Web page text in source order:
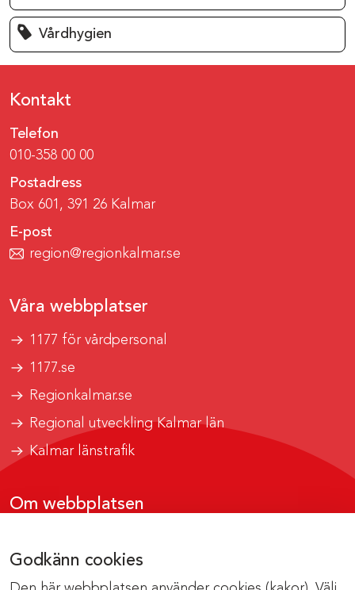
Godkänn cookies
Vårdhygien
Kontakt
Telefon
010-358 00 00
Postadress
Box 601, 391 26 Kalmar
E-post
region@regionkalmar.se
Våra webbplatser
1177 för vårdpersonal
1177.se
Regionkalmar.se
Regional utveckling Kalmar län
Kalmar länstrafik
Om webbplatsen
Om cookies